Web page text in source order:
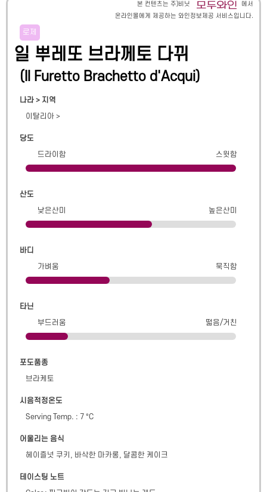
본 컨텐츠는 주)비닛
에서
온라인몰에게 제공하는 와인정보제공 서비스입니다.
로제
일 뿌레또 브라께토 다뀌
( Il Furetto Brachetto d'Acqui)
나라 > 지역
이탈리아 >
당도
드라이함
스윗함
산도
낮은산미
높은산미
바디
가벼움
묵직함
타닌
부드러움
떫음/거친
포도품종
브라케토
시음적정온도
Serving Temp. : 7 °C
어울리는 음식
헤이즐넛 쿠키, 바삭한 마카롱, 달콤한 케이크
테이스팅 노트